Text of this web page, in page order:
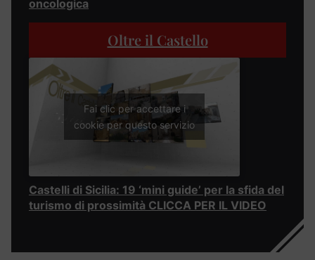
oncologica
Oltre il Castello
Fai clic per accettare i
cookie per questo servizio
Castelli di Sicilia: 19 ‘mini guide’ per la sfida del
turismo di prossimità CLICCA PER IL VIDEO